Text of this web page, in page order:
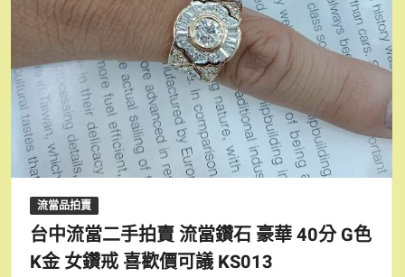
流當品拍賣
台中流當二手拍賣 流當鑽石 豪華 40分 G色
K金 女鑽戒 喜歡價可議 KS013